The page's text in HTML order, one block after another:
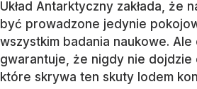
Układ Antarktyczny zakłada, że
być prowadzone jedynie
wszystkim badania naukowe.
gwarantuje, że nigdy nie dojdzie
które skrywa ten skuty lodem